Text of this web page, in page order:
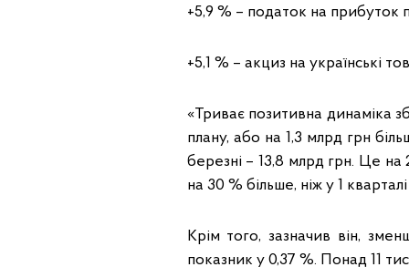
+5,9 % – податок на прибуток
+5,1 % – акциз на українські
«Триває позитивна динаміка
плану, або на 1,3 млрд грн
березні – 13,8 млрд грн. Це на
на 30 % більше, ніж у 1
Крім того, зазначив він,
показник у 0,37 %. Понад 11